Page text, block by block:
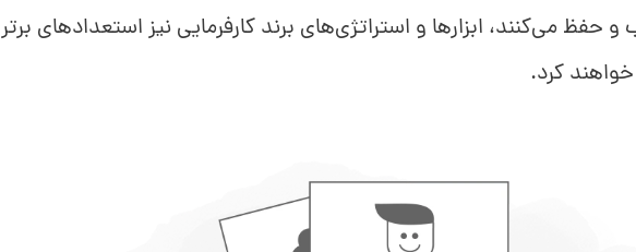
حفظ می‌کنند، ابزارها و استراتژی‌های برند کارفرمایی نیز استعدادهای برتر
کرد.